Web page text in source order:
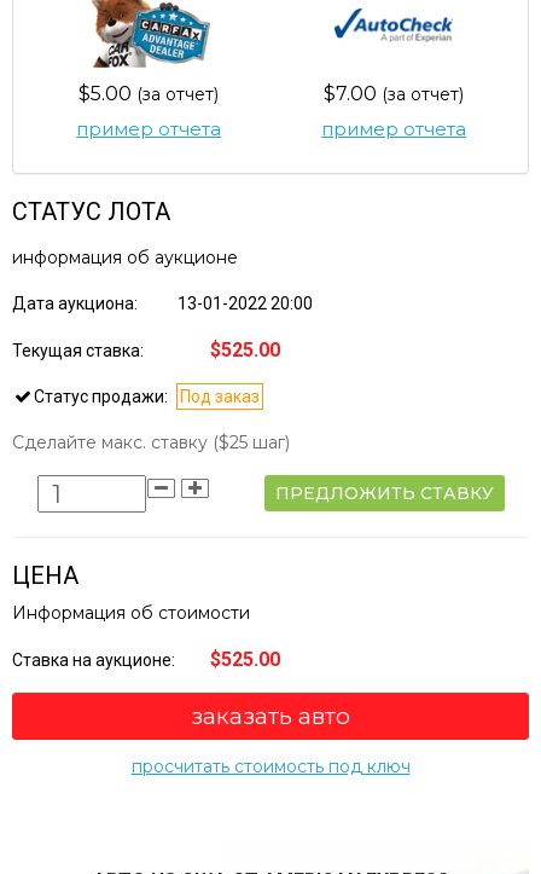
$5.00 (за отчет)
пример отчета
$7.00 (за отчет)
пример отчета
СТАТУС ЛОТА
информация об аукционе
Дата аукциона: 13-01-2022 20:00
Текущая ставка: $525.00
Статус продажи: Под заказ
Сделайте макс. ставку ($25 шаг)
ПРЕДЛОЖИТЬ СТАВКУ
ЦЕНА
Информация об стоимости
Ставка на аукционе: $525.00
заказать авто
просчитать стоимость под ключ